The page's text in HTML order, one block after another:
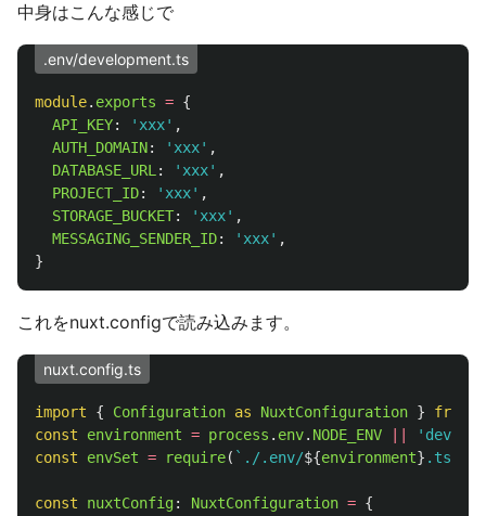
中身はこんな感じで
.env/development.ts
module. exports = {
API_KEY: ' xxx' ,
AUTH_DOMAIN: ' xxx' ,
DATABASE_URL : ' xxx' ,
PROJECT_ID: ' xxx' ,
STORAGE_BUCKET: ' xxx' ,
MESSAGING_SENDER_ID: ' xxx' ,
}
これをnuxt.configで読み込みます。
nuxt.config.ts
import { Configuration as NuxtConfiguration } from
const
environment = process . env. NODE_ENV '
const
envSet = require( `./.env/${environment} .ts`
const nuxtConfig: NuxtConfiguration = {